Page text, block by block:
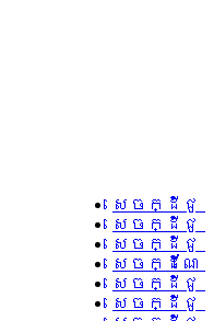
សេចក្ដីជូ
សេចក្ដីជូ
សេចក្ដីជូ
សេចក្ដីណ
សេចក្ដីជូ
សេចក្ដីជូ